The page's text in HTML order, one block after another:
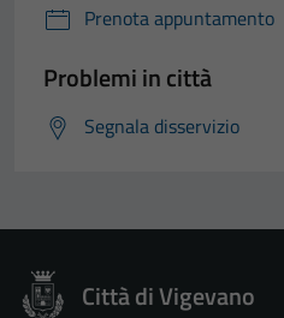
Prenota appuntamento
Problemi in città
Segnala disservizio
Città di Vigevano